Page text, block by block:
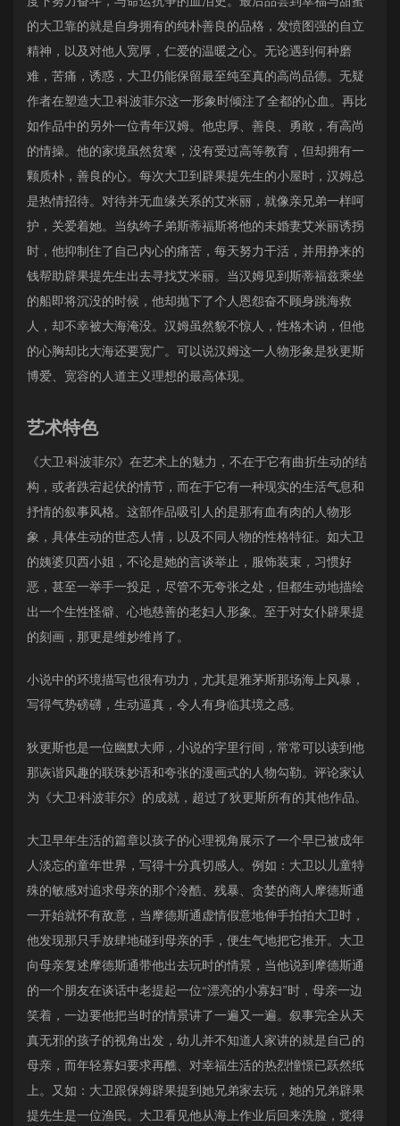
的大卫靠的就是自身拥有的纯朴善良的品格，发愤图强的自立
精神，以及对他人宽厚，仁爱的温暖之心。无论遇到何种磨
难，苦痛，诱惑，大卫仍能保留最至纯至真的高尚品德。无疑
作者在塑造大卫·科波菲尔这一形象时倾注了全都的心血。再比
如作品中的另外一位青年汉姆。他忠厚、善良、勇敢，有高尚
的情操。他的家境虽然贫寒，没有受过高等教育，但却拥有一
颗质朴，善良的心。每次大卫到辟果提先生的小屋时，汉姆总
是热情招待。对待并无血缘关系的艾米丽，就像亲兄弟一样呵
护，关爱着她。当纨绔子弟斯蒂福斯将他的未婚妻艾米丽诱拐
时，他抑制住了自己内心的痛苦，每天努力干活，并用挣来的
钱帮助辟果提先生出去寻找艾米丽。当汉姆见到斯蒂福兹乘坐
的船即将沉没的时候，他却抛下了个人恩怨奋不顾身跳海救
人，却不幸被大海淹没。汉姆虽然貌不惊人，性格木讷，但他
的心胸却比大海还要宽广。可以说汉姆这一人物形象是狄更斯
博爱、宽容的人道主义理想的最高体现。
艺术特色
《大卫·科波菲尔》在艺术上的魅力，不在于它有曲折生动的结
构，或者跌宕起伏的情节，而在于它有一种现实的生活气息和
抒情的叙事风格。这部作品吸引人的是那有血有肉的人物形
象，具体生动的世态人情，以及不同人物的性格特征。如大卫
的姨婆贝西小姐，不论是她的言谈举止，服饰装束，习惯好
恶，甚至一举手一投足，尽管不无夸张之处，但都生动地描绘
出一个生性怪僻、心地慈善的老妇人形象。至于对女仆辟果提
的刻画，那更是维妙维肖了。
小说中的环境描写也很有功力，尤其是雅茅斯那场海上风暴，
写得气势磅礴，生动逼真，令人有身临其境之感。
狄更斯也是一位幽默大师，小说的字里行间，常常可以读到他
那诙谐风趣的联珠妙语和夸张的漫画式的人物勾勒。评论家认
为《大卫·科波菲尔》的成就，超过了狄更斯所有的其他作品。
大卫早年生活的篇章以孩子的心理视角展示了一个早已被成年
人淡忘的童年世界，写得十分真切感人。例如：大卫以儿童特
殊的敏感对追求母亲的那个冷酷、残暴、贪婪的商人摩德斯通
一开始就怀有敌意，当摩德斯通虚情假意地伸手拍拍大卫时，
他发现那只手放肆地碰到母亲的手，便生气地把它推开。大卫
向母亲复述摩德斯通带他出去玩时的情景，当他说到摩德斯通
的一个朋友在谈话中老提起一位“漂亮的小寡妇”时，母亲一边
笑着，一边要他把当时的情景讲了一遍又一遍。叙事完全从天
真无邪的孩子的视角出发，幼儿并不知道人家讲的就是自己的
母亲，而年轻寡妇要求再醮、对幸福生活的热烈憧憬已跃然纸
上。又如：大卫跟保姆辟果提到她兄弟家去玩，她的兄弟辟果
提先生是一位渔民。大卫看见他从海上作业后回来洗脸，觉得